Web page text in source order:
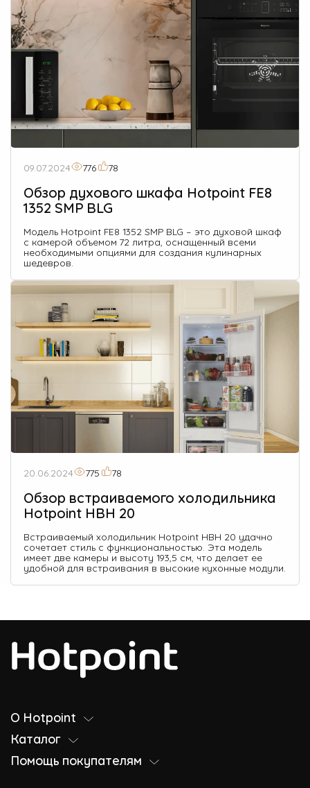
09.07.2024 776 78
Обзор духового шкафа Hotpoint FE8
1352 SMP BLG
Модель Hotpoint FE8 1352 SMP BLG – это духовой шкаф
с камерой объемом 72 литра, оснащенный всеми
необходимыми опциями для создания кулинарных
шедевров.
20.06.2024 775 78
Обзор встраиваемого холодильника
Hotpoint HBH 20
Встраиваемый холодильник Hotpoint HBH 20 удачно
сочетает стиль с функциональностью. Эта модель
имеет две камеры и высоту 193,5 см, что делает ее
удобной для встраивания в высокие кухонные модули.
О Hotpoint
Каталог
Помощь покупателям